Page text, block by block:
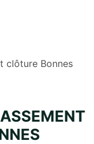
clôture Bonnes